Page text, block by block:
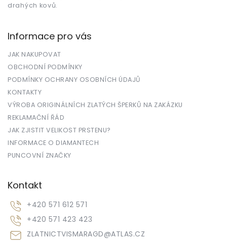
drahých kovů.
Informace pro vás
JAK NAKUPOVAT
OBCHODNÍ PODMÍNKY
PODMÍNKY OCHRANY OSOBNÍCH ÚDAJŮ
KONTAKTY
VÝROBA ORIGINÁLNÍCH ZLATÝCH ŠPERKŮ NA ZAKÁZKU
REKLAMAČNÍ ŘÁD
JAK ZJISTIT VELIKOST PRSTENU?
INFORMACE O DIAMANTECH
PUNCOVNÍ ZNAČKY
Kontakt
ZLATNICTVISMARAGD@ATLAS.CZ
+420 571 612 571
+420 571 423 423